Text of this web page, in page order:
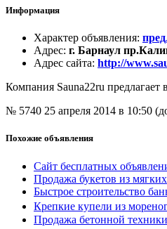
Информация
Характер объявления:
Адрес: г. Барнаул
Адрес сайта: http://
Компания Sauna22ru предлагает
№ 5740 25 апреля 2014 в 10:50
Похожие объявления
Сайт бесплатных
Продажа букетов из
Быстрое строительство
Крепкие купели из
Продажа бетонной